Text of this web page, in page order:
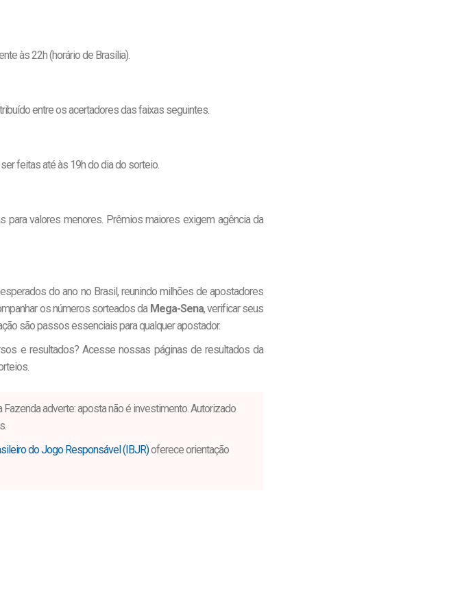
às 22h (horário de Brasília).
entre os acertadores das faixas seguintes.
feitas até às 19h do dia do sorteio.
valores menores. Prêmios maiores exigem agência da
do ano no Brasil, reunindo milhões de apostadores
os números sorteados da Mega-Sena, verificar seus
são passos essenciais para qualquer apostador.
e resultados? Acesse nossas páginas de resultados da
adverte: aposta não é investimento. Autorizado
do Jogo Responsável (IBJR)oferece orientação